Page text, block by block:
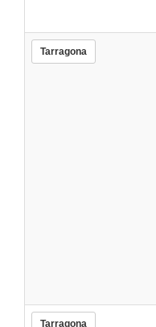
Tarragona
Tarragona